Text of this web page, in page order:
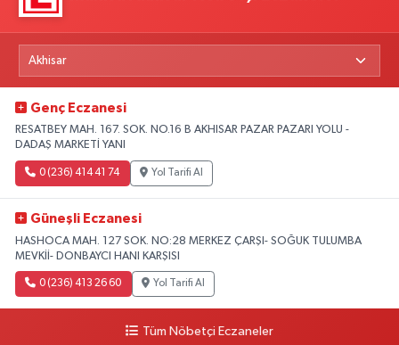
Genç Eczanesi
RESATBEY MAH. 167. SOK. NO.16 B AKHISAR PAZAR PAZARI YOLU -
DADAŞ MARKETİ YANI
0 (236) 414 41 74 Yol Tarifi Al
Güneşli Eczanesi
HASHOCA MAH. 127 SOK. NO:28 MERKEZ ÇARŞI- SOĞUK TULUMBA
MEVKİİ- DONBAYCI HANI KARŞISI
0 (236) 413 26 60 Yol Tarifi Al
Tüm Nöbetçi Eczaneler